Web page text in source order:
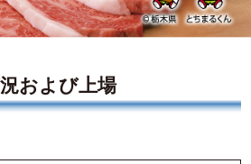
および上場